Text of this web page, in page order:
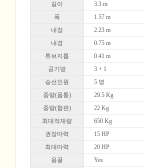
길이
3.3 m
폭
1.57 m
내장
2.23 m
내경
0.75 m
튜브지름
0.41 m
공기방
3 + 1
승선인원
5 명
중량(몸통)
29.5 Kg
중량(합판)
22 Kg
최대적재량
650 Kg
권장마력
15 HP
최대마력
20 HP
용골
Yes